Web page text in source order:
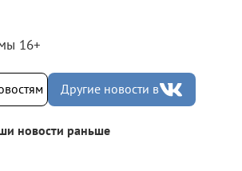
16+
Другие новости в
новости раньше